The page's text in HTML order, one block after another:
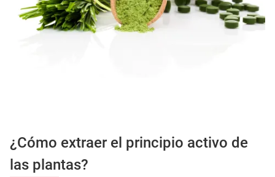
¿Cómo extraer el principio activo de
las plantas?